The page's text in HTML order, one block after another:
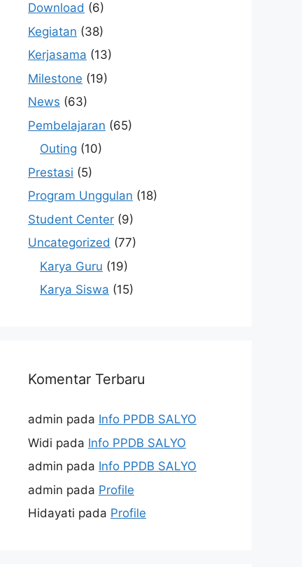
Download (6)
Kegiatan (38)
Kerjasama (13)
Milestone (19)
News (63)
Pembelajaran (65)
Outing (10)
Prestasi (5)
Program Unggulan (18)
Student Center (9)
Uncategorized (77)
Karya Guru (19)
Karya Siswa (15)
Komentar Terbaru
admin pada Info PPDB SALYO
Widi pada Info PPDB SALYO
admin pada Info PPDB SALYO
admin pada Profile
Hidayati pada Profile